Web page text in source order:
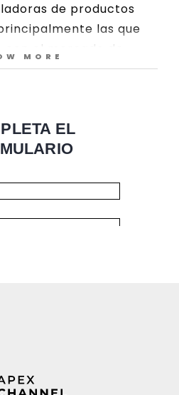
de productos
las que
con el mercado de
ANSYSestán
para
flujo de trabajo potente
punta.
MORE